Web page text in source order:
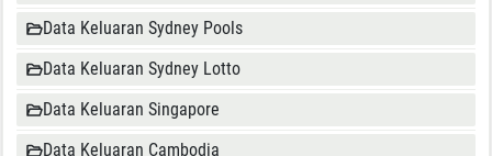
Data Keluaran Sydney Pools
Data Keluaran Sydney Lotto
Data Keluaran Singapore
Data Keluaran Cambodia